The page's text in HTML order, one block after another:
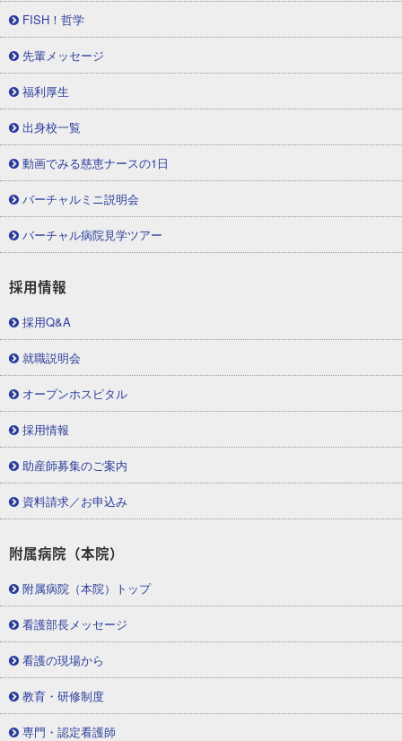
FISH！哲学
先輩メッセージ
福利厚生
出身校一覧
動画でみる慈恵ナースの1日
バーチャルミニ説明会
バーチャル病院見学ツアー
採用情報
採用Q&A
就職説明会
オープンホスピタル
採用情報
助産師募集のご案内
資料請求／お申込み
附属病院（本院）
附属病院（本院）トップ
看護部長メッセージ
看護の現場から
教育・研修制度
専門・認定看護師